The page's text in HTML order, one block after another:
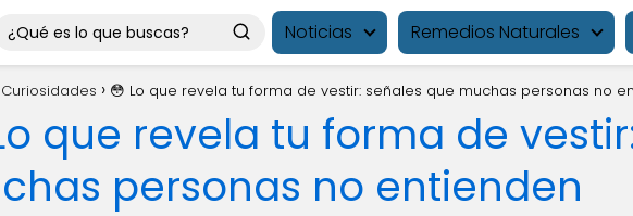
Noticias Remedios Naturales
Curiosidades 😳 Lo que revela tu forma de vestir: señales que muchas personas no
que revela tu forma de
personas no entienden